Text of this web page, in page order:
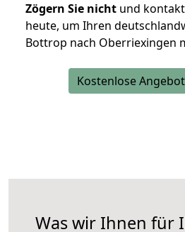
Zögern Sie nicht und
heute, um Ihren
Bottrop nach Oberriexingen
Kostenlose
Was wir Ihnen für